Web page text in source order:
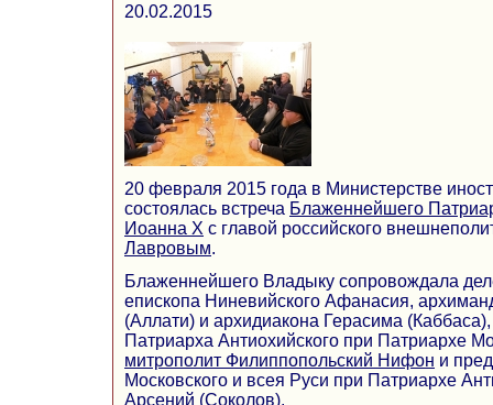
20.02.2015
20 февраля 2015 года в Министерстве
состоялась встреча Блаженнейшего
Иоанна X с главой российского
Лавровым.
Блаженнейшего Владыку сопровождала
епископа Ниневийского Афанасия,
(Аллати) и архидиакона Герасима
Патриарха Антиохийского при Патриархе
митрополит Филиппопольский Нифон и
Московского и всея Руси при Патриархе
Арсений (Соколов).